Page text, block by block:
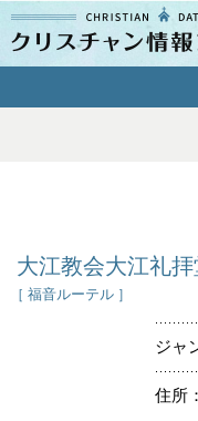
情報ブックとは
大江教会大江礼拝
［ 福音ルーテル ］
ジャ
住所